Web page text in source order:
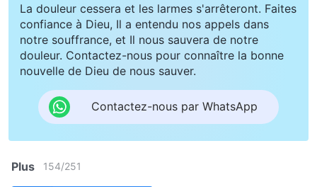
La douleur cessera et les larmes s'arrêteront. Faites
confiance à Dieu, Il a entendu nos appels dans
notre souffrance, et Il nous sauvera de notre
douleur. Contactez-nous pour connaître la bonne
nouvelle de Dieu de nous sauver.
Contactez-nous par WhatsApp
Plus 154/251